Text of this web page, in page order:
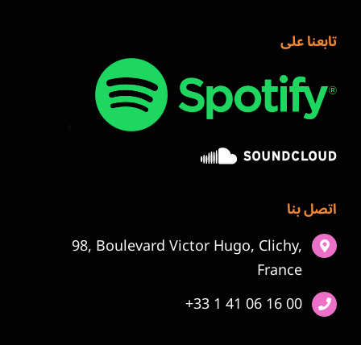
تابعنا على
اتصل بنا
98, Boulevard Victor Hugo, Clichy,
France
+33 1 41 06 16 00